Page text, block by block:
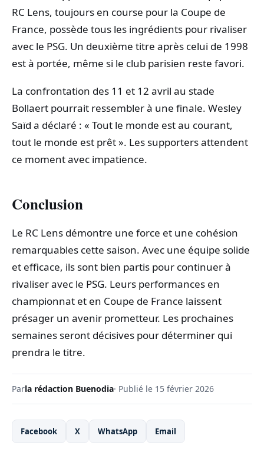
RC Lens, toujours en course pour la Coupe de
France, possède tous les ingrédients pour rivaliser
avec le PSG. Un deuxième titre après celui de 1998
est à portée, même si le club parisien reste favori.
La confrontation des 11 et 12 avril au stade
Bollaert pourrait ressembler à une finale. Wesley
Saïd a déclaré : « Tout le monde est au courant,
tout le monde est prêt ». Les supporters attendent
ce moment avec impatience.
Conclusion
Le RC Lens démontre une force et une cohésion
remarquables cette saison. Avec une équipe solide
et efficace, ils sont bien partis pour continuer à
rivaliser avec le PSG. Leurs performances en
championnat et en Coupe de France laissent
présager un avenir prometteur. Les prochaines
semaines seront décisives pour déterminer qui
prendra le titre.
Parla rédaction Buenodia· Publié le 15 février 2026
Facebook X WhatsApp Email